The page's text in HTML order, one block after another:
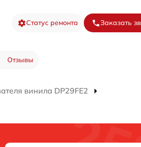
Статус ремонта Заказать
Отзывы
винила DP29FE2